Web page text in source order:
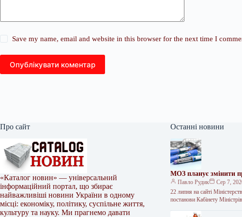
Save my name, email and website in this browser for the next time I
Опублікувати коментар
Про сайт
«Каталог новин» — універсальний
інформаційний портал, що збирає
найважливіші новини України в одному
місці: економіку, політику, суспільне життя,
культуру та науку. Ми прагнемо давати
Останні новини
МОЗ планує змінити
Павло Рудик
Сер 7,
22 липня на сайті
постанови Кабінету